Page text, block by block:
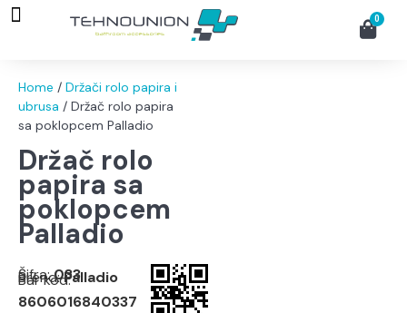
0
Home / Držači rolo papira i
ubrusa / Držač rolo papira
sa poklopcem Palladio
Držač rolo
papira sa
poklopcem
Palladio
Šifra:033
Brend:Palladio
Bar kod:
8606016840337